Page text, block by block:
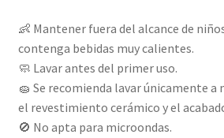
👶 Mantener fuera del alcance de
contenga bebidas muy calientes.
🧼 Lavar antes del primer uso.
🧽 Se recomienda lavar únicamente a
el revestimiento cerámico y el
🚫 No apta para microondas.